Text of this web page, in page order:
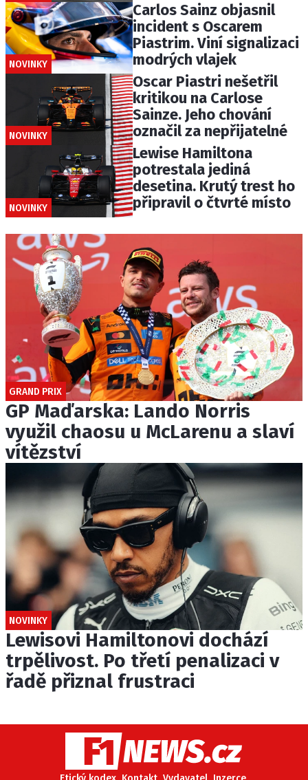
NOVINKY
Carlos Sainz objasnil
incident s Oscarem
Piastrim. Viní signalizaci
modrých vlajek
NOVINKY
Oscar Piastri nešetřil
kritikou na Carlose
Sainze. Jeho chování
označil za nepřijatelné
NOVINKY
Lewise Hamiltona
potrestala jediná
desetina. Krutý trest ho
připravil o čtvrté místo
GRAND PRIX
GP Maďarska: Lando Norris
využil chaosu u McLarenu a slaví
vítězství
NOVINKY
Lewisovi Hamiltonovi dochází
trpělivost. Po třetí penalizaci v
řadě přiznal frustraci